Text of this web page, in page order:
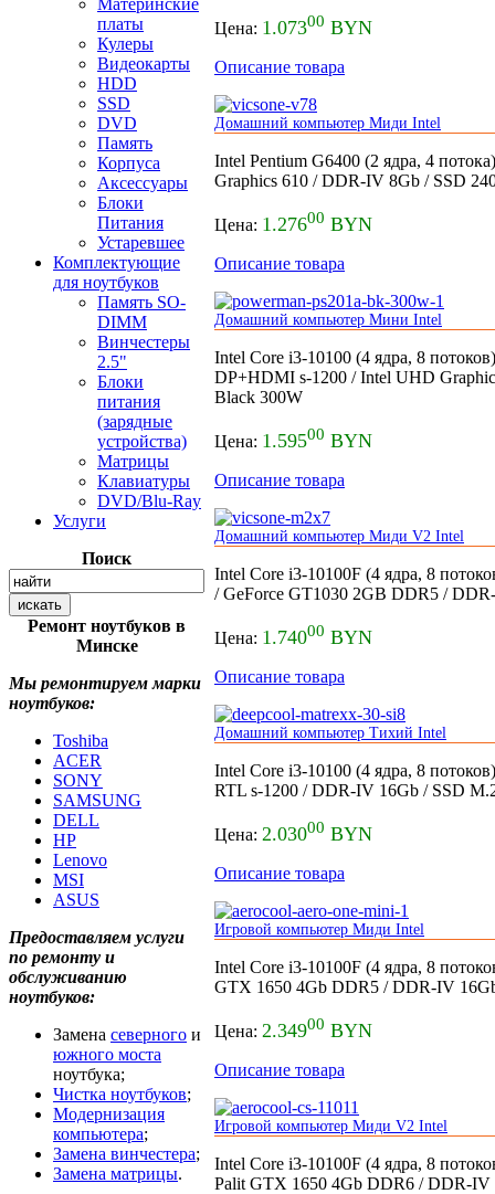
Материнские
платы
Кулеры
Видеокарты
HDD
SSD
DVD
Память
Корпуса
Аксессуары
Блоки
Питания
Устаревшее
Комплектующие
для ноутбуков
Память SO-
DIMM
Винчестеры
2.5"
Блоки
питания
(зарядные
устройства)
Матрицы
Клавиатуры
DVD/Blu-Ray
Услуги
Поиск
Ремонт ноутбуков в
Минске
Мы ремонтируем марки
ноутбуков:
Toshiba
ACER
SONY
SAMSUNG
DELL
HP
Lenovo
MSI
ASUS
Предоставляем услуги
по ремонту и
обслуживанию
ноутбуков:
Замена северного и
южного моста
ноутбука;
Чистка ноутбуков;
Модернизация
компьютера;
Замена винчестера;
Замена матрицы.
Цена: 1.07300 BYN
Описание товара
Домашний компьютер Миди Intel
Intel Pentium G6400 (2 ядра, 4
Graphics 610 / DDR-IV 8Gb / SSD
Цена: 1.27600 BYN
Описание товара
Домашний компьютер Мини Intel
Intel Core i3-10100 (4 ядра, 8
DP+HDMI s-1200 / Intel UHD
Black 300W
Цена: 1.59500 BYN
Описание товара
Домашний компьютер Миди V2 Intel
Intel Core i3-10100F (4 ядра, 8
/ GeForce GT1030 2GB DDR5 /
Цена: 1.74000 BYN
Описание товара
Домашний компьютер Тихий Intel
Intel Core i3-10100 (4 ядра, 8
RTL s-1200 / DDR-IV 16Gb / SSD
Цена: 2.03000 BYN
Описание товара
Игровой компьютер Миди Intel
Intel Core i3-10100F (4 ядра, 8
GTX 1650 4Gb DDR5 / DDR-IV
Цена: 2.34900 BYN
Описание товара
Игровой компьютер Миди V2 Intel
Intel Core i3-10100F (4 ядра, 8
Palit GTX 1650 4Gb DDR6 / DDR-IV